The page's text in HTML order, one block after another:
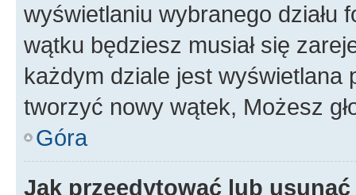
wyświetlaniu wybranego działu
wątku będziesz musiał się
każdym dziale jest wyświetlana
tworzyć nowy wątek, Możesz
Góra
Jak przeedytować lub